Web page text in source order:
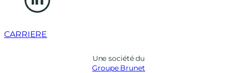
CARRIERE
Une société du
Groupe Brunet